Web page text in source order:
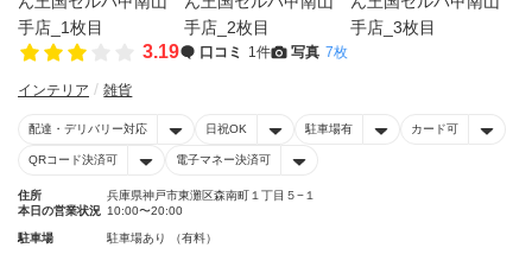
3.19 口コミ 1件 写真 7枚
インテリア 雑貨
配達・デリバリー対応 日祝OK 駐車場有 カード可
QRコード決済可 電子マネー決済可
住所
兵庫県神戸市東灘区森南町１丁目５−１
本日の営業状況 10:00〜20:00
駐車場 駐車場あり （有料）